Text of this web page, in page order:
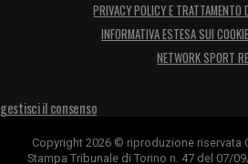
PRIVACY POLICY E TRATTAMENTO
INFORMATIVA ESTESA SUI
NETWORK SPORT
gestisci il consenso
Copyright 2026 © riproduzione riservata
Stampa Tribunale di Torino n. 47 del 07/